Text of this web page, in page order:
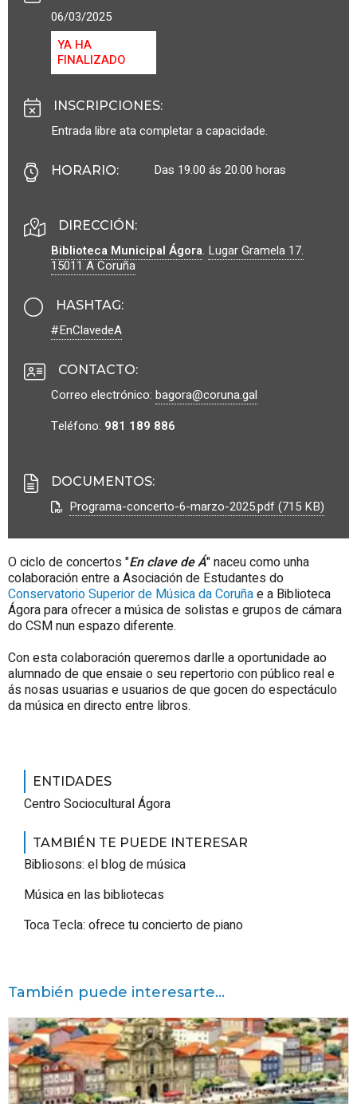
06/03/2025
YA HA
FINALIZADO
INSCRIPCIONES:
Entrada libre ata completar a capacidade.
HORARIO: Das 19.00 ás 20.00 horas
DIRECCIÓN:
Biblioteca Municipal Ágora. Lugar Gramela 17.
15011A Coruña
HASHTAG:
#EnClavedeA
CONTACTO:
Correo electrónico: bagora@coruna.gal
Teléfono: 981 189 886
DOCUMENTOS:
Programa-concerto-6-marzo-2025.pdf (715 KB)
O ciclo de concertos "En clave de Á" naceu como unha
colaboración entre a Asociación de Estudantes do
Conservatorio Superior de Música da Coruñae a Biblioteca
Ágora para ofrecer a música de solistas e grupos de cámara
do CSM nun espazo diferente.
Con esta colaboración queremos darlle a oportunidade ao
alumnado de que ensaie o seu repertorio con público real e
ás nosas usuarias e usuarios de que gocen do espectáculo
da música en directo entre libros.
ENTIDADES
Centro Sociocultural Ágora
TAMBIÉN TE PUEDE INTERESAR
Bibliosons: el blog de música
Música en las bibliotecas
Toca Tecla: ofrece tu concierto de piano
También puede interesarte...